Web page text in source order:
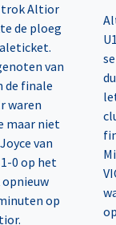
trok Altior
de ploeg
van
de finale
waren
maar niet
van
0 op het
op